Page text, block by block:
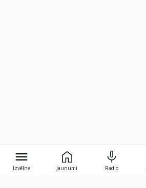
Izvēlne Jaunumi Radio